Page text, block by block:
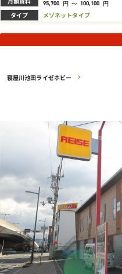
95,700 円 ～ 100,100 円
タイプ メゾネットタイプ
寝屋川池田ライゼホビー